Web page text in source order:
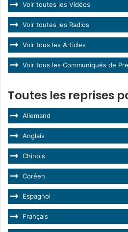
Voir toutes les Vidéos
Voir toutes les Radios
Voir tous les Articles
Voir tous les Communiqués de
Toutes les reprises
Allemand
Anglais
Chinois
Coréen
Espagnol
Français